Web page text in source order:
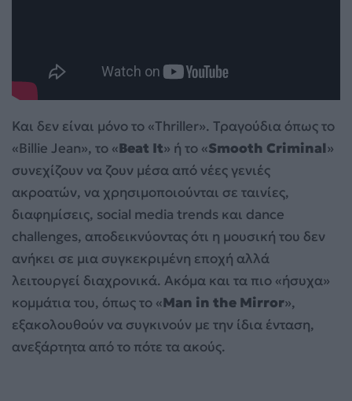
Και δεν είναι μόνο το «Thriller». Τραγούδια όπως το
«Billie Jean», το «Beat It» ή το «Smooth Criminal»
συνεχίζουν να ζουν μέσα από νέες γενιές
ακροατών, να χρησιμοποιούνται σε ταινίες,
διαφημίσεις, social media trends και dance
challenges, αποδεικνύοντας ότι η μουσική του δεν
ανήκει σε μια συγκεκριμένη εποχή αλλά
λειτουργεί διαχρονικά. Ακόμα και τα πιο «ήσυχα»
κομμάτια του, όπως το «Man in the Mirror»,
εξακολουθούν να συγκινούν με την ίδια ένταση,
ανεξάρτητα από το πότε τα ακούς.